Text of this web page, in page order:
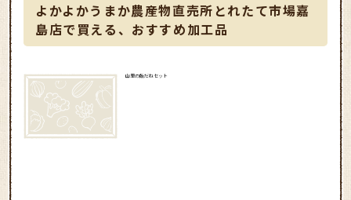
よかよかうまか農産物直売所とれたて市場嘉
島店で買える、おすすめ加工品
山里の飯だねセット